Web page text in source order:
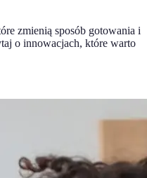
zmienią sposób gotowania i
o innowacjach, które warto